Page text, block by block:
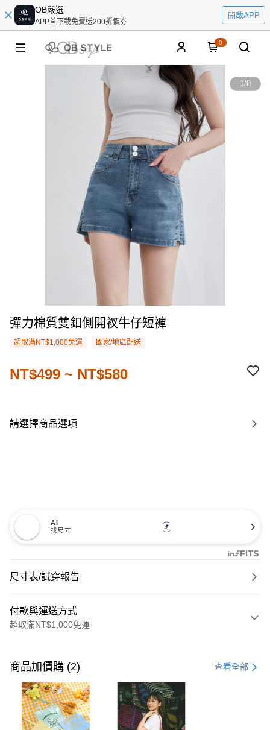
OB嚴選
APP首下載免費送200折價券
開啟APP
0
1/8
彈力棉質雙釦側開衩牛仔短褲
超取滿NT$1,000免運 國家/地區配送
NT$499 ~ NT$580
請選擇商品選項
AI
找尺寸
尺寸表/試穿報告
付款與運送方式
超取滿NT$1,000免運
信用卡一次付款
購物金
超商取貨付款
商品加價購 (2) 查看全部